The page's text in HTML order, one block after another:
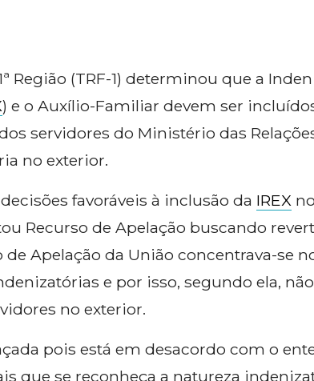
Voucher Uber
Convênio SESC
Região (TRF-1) determinou que a
) e o Auxílio-Familiar devem ser
servidores do Ministério das
no exterior.
favoráveis à inclusão da IREX
Recurso de Apelação buscando
Apelação da União concentrava-se
e por isso, segundo ela,
no exterior.
pois está em desacordo com o
que se reconheça a natureza